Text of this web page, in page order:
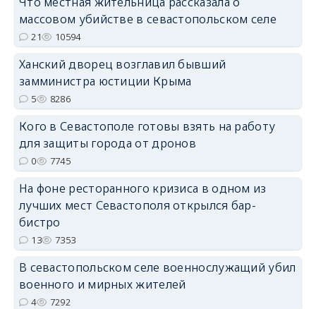
массовом убийстве в севастопольском селе
21 10594
Ханский дворец возглавил бывший
замминистра юстиции Крыма
5 8286
Кого в Севастополе готовы взять на работу
для защиты города от дронов
0 7745
На фоне ресторанного кризиса в одном из
лучших мест Севастополя открылся бар-
бистро
13 7353
В севастопольском селе военнослужащий убил
военного и мирных жителей
4 7292